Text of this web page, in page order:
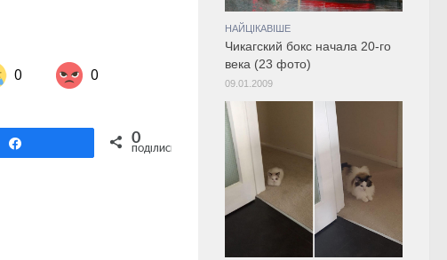
0 0
Share on Twitter 0
ПОДІЛИСЬ
НАЙЦІКАВІШЕ
Чикагский бокс начала 20-го
века (23 фото)
09.01.2009